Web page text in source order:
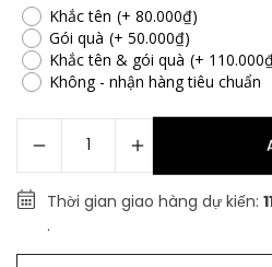
Khắc tên (+ 80.000₫)
Gói quà (+ 50.000₫)
Khắc tên & gói quà (+
Không - nhận hàng tiêu chuẩn
Thời gian giao hàng dự kiến:
.